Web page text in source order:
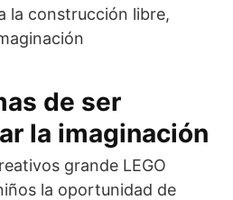
la construcción libre,
de ser
la imaginación
grande LEGO
la oportunidad de